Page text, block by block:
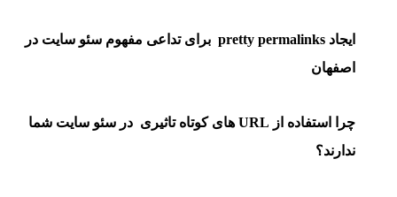
ایجاد pretty permalinks برای تداعی مفهوم سئو سایت در
اصفهان
چرا استفاده از URL های کوتاه تاثیری در سئو سایت شما
ندارند؟